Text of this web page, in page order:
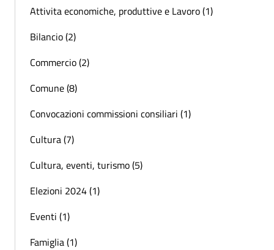
Attivita economiche, produttive e Lavoro (1)
Bilancio (2)
Commercio (2)
Comune (8)
Convocazioni commissioni consiliari (1)
Cultura (7)
Cultura, eventi, turismo (5)
Elezioni 2024 (1)
Eventi (1)
Famiglia (1)